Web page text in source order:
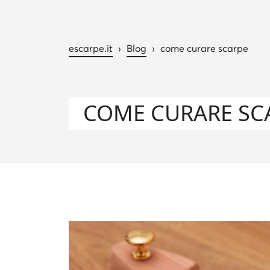
escarpe.it › Blog › come curare scarpe
COME CURARE